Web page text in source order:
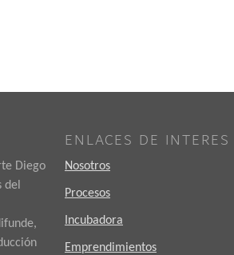
Diego
del
ENLACES DE INTERES
Nosotros
Procesos
Incubadora
Emprendimientos